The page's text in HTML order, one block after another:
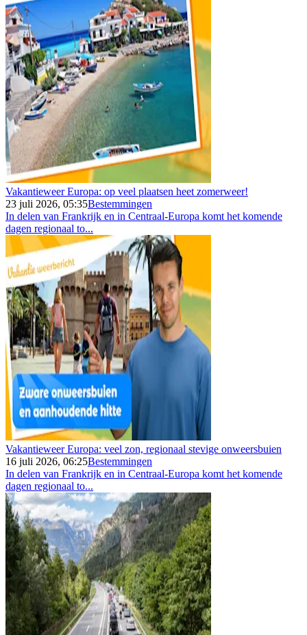
Vakantieweer Europa: op veel plaatsen heet zomerweer!
23 juli 2026, 05:35Bestemmingen
In delen van Frankrijk en in Centraal-Europa komt het komende
dagen regionaal to...
Vakantieweer Europa: veel zon, regionaal stevige onweersbuien
16 juli 2026, 06:25Bestemmingen
In delen van Frankrijk en in Centraal-Europa komt het komende
dagen regionaal to...